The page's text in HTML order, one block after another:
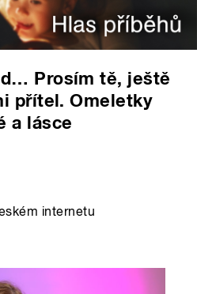
Prosím tě, ještě
přítel. Omeletky
a lásce
internetu